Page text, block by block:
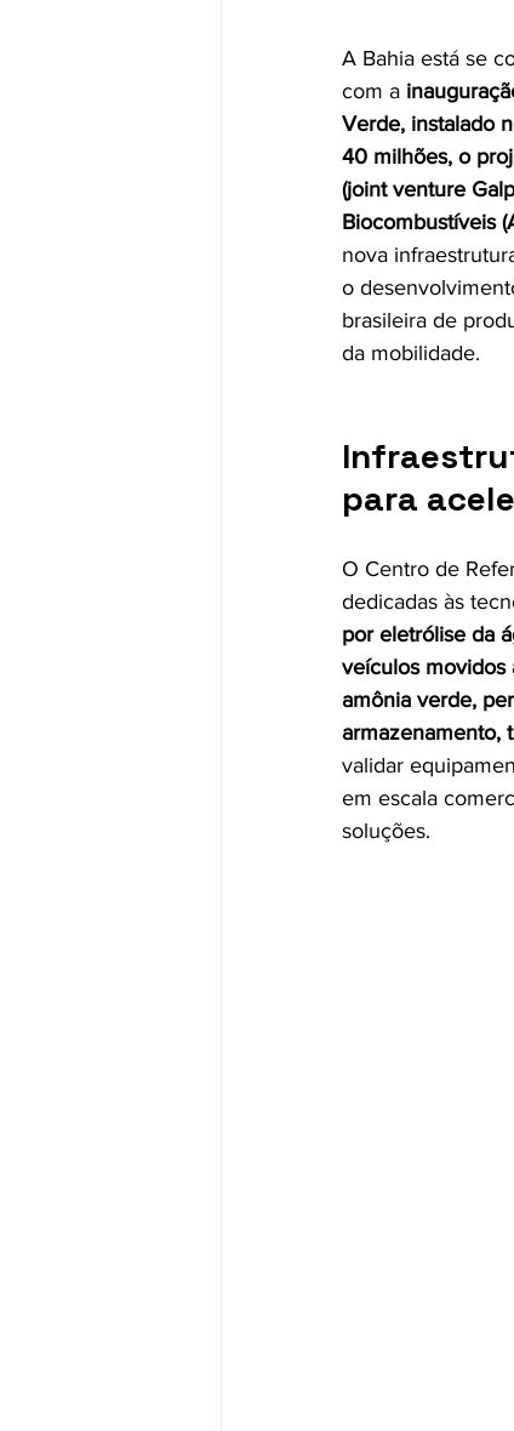
A Bahia está se
com a
Verde, instalado
40 milhões, o
(joint venture
Biocombustíveis
nova
o
brasileira de
da mobilidade.
para
O Centro de
dedicadas às
por eletrólise da
veículos movidos
amônia verde,
armazenamento,
validar
em escala
soluções.